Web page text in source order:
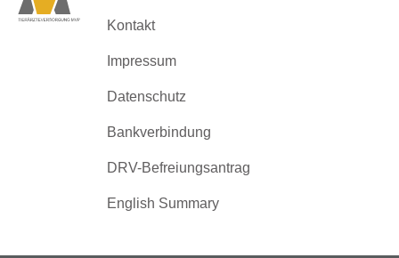
Kontakt
Impressum
Datenschutz
Bankverbindung
DRV-Befreiungsantrag
English Summary